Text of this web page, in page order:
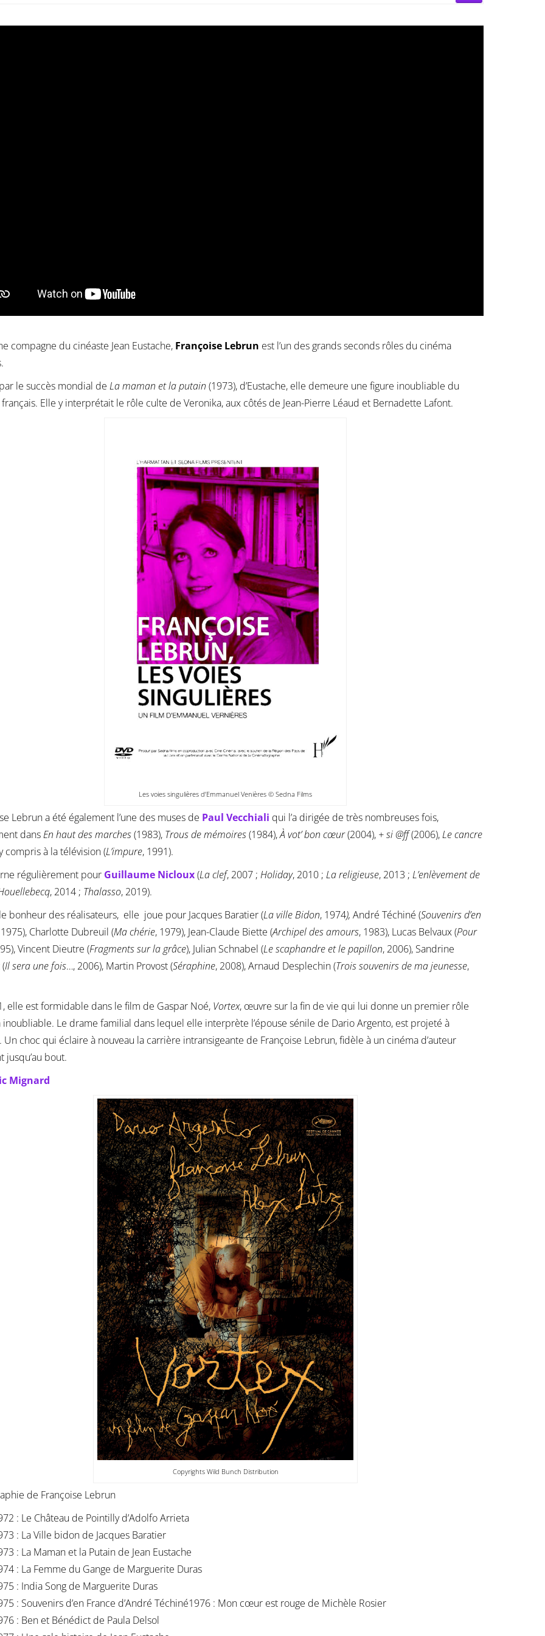
compagne du cinéaste Jean Eustache, Françoise Lebrun est l’un des grands seconds rôles du cinéma
le succès mondial de La maman et la putain (1973), d’Eustache, elle demeure une figure inoubliable du
Elle y interprétait le rôle culte de Veronika, aux côtés de Jean-Pierre Léaud et Bernadette Lafont.
Les voies singulières d’Emmanuel Venières © Sedna Films
Lebrun a été également l’une des muses de Paul Vecchiali qui l’a dirigée de très nombreuses fois,
dansEn haut des marches(1983), Trous de mémoires(1984),À vot’ bon cœur(2004), + si @ff(2006),Le cancre
compris à la télévision (L’impure, 1991).
régulièrement pour Guillaume Nicloux(La clef, 2007 ; Holiday, 2010 ; La religieuse, 2013 ; L’enlèvementde
, 2014 ; Thalasso, 2019).
bonheur des réalisateurs, elle joue pour Jacques Baratier (La ville Bidon, 1974), André Téchiné (Souvenirs d’en
1975), Charlotte Dubreuil (Ma chérie, 1979), Jean-Claude Biette (Archipel des amours, 1983), Lucas Belvaux (Pour
Vincent Dieutre (Fragments sur la grâce), Julian Schnabel (Le scaphandre et le papillon, 2006), Sandrine
Il sera une fois…, 2006), Martin Provost (Séraphine, 2008), Arnaud Desplechin (Trois souvenirs de ma jeunesse,
elle est formidable dans le film de Gaspar Noé, Vortex, œuvre sur la fin de vie qui lui donne un premier rôle
Le drame familial dans lequel elle interprète l’épouse sénile de Dario Argento, est projeté à
Un choc qui éclaire à nouveau la carrière intransigeante de Françoise Lebrun, fidèle à un cinéma d’auteur
jusqu’au bout.
Mignard
Copyrights Wild Bunch Distribution
de Françoise Lebrun
: Le Château de Pointilly d’Adolfo Arrieta
: La Ville bidon de Jacques Baratier
: La Maman et la Putain de Jean Eustache
: La Femme du Gange de Marguerite Duras
: India Song de Marguerite Duras
: Souvenirs d’en France d’André Téchiné1976 : Mon cœur est rouge de Michèle Rosier
: Ben et Bénédict de Paula Delsol